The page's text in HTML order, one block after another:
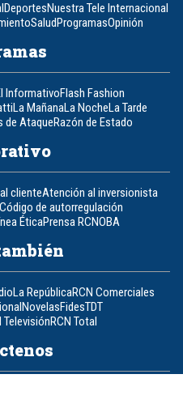
DeportesNuestra Tele Internacional
SaludProgramasOpinión
InformativoFlash Fashion
La MañanaLa NocheLa Tarde
de AtaqueRazón de Estado
clienteAtención al inversionista
Código de autorregulación
ÉticaPrensa RCNOBA
La RepúblicaRCN Comerciales
NovelasFidesTDT
TelevisiónRCN Total